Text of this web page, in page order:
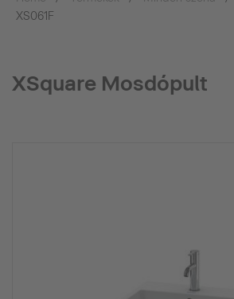
XS061F
XSquare Mosdópult